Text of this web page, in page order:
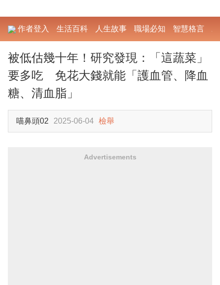
作者登入 生活百科 人生故事 職場必知 智慧格言
被低估幾十年！研究發現：「這蔬菜」
要多吃 免花大錢就能「護血管、降血
糖、清血脂」
喵鼻頭02 2025-06-04 檢舉
Advertisements